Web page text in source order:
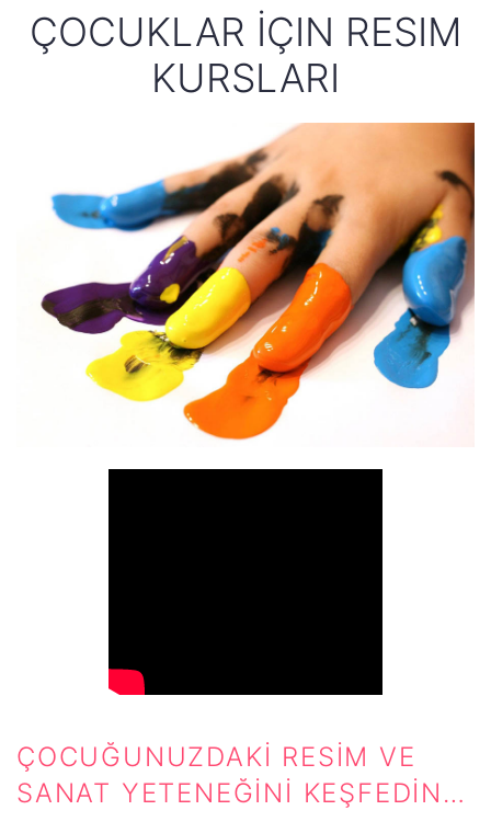
ÇOCUKLAR İÇIN RESIM
KURSLARI
ÇOCUĞUNUZDAKI RESIM VE
SANAT YETENEĞINI KEŞFEDIN…